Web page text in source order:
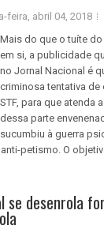
feira, abril 04, 2018
Mais do que o tuíte
em si, a publicidade
no Jornal Nacional é
criminosa tentativa de
STF, para que atenda
dessa parte
sucumbiu à guerra
petismo. O
se desenrola